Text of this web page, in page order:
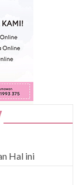
Hal ini